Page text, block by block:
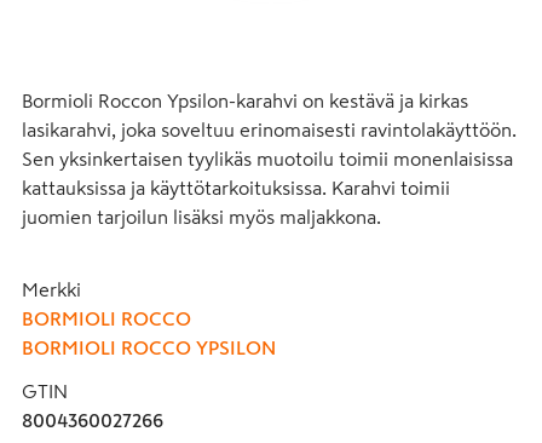
Bormioli Roccon Ypsilon-karahvi on kestävä ja kirkas
lasikarahvi, joka soveltuu erinomaisesti ravintolakäyttöön.
Sen yksinkertaisen tyylikäs muotoilu toimii monenlaisissa
kattauksissa ja käyttötarkoituksissa. Karahvi toimii
juomien tarjoilun lisäksi myös maljakkona.
Merkki
BORMIOLI ROCCO
BORMIOLI ROCCO YPSILON
GTIN
8004360027266